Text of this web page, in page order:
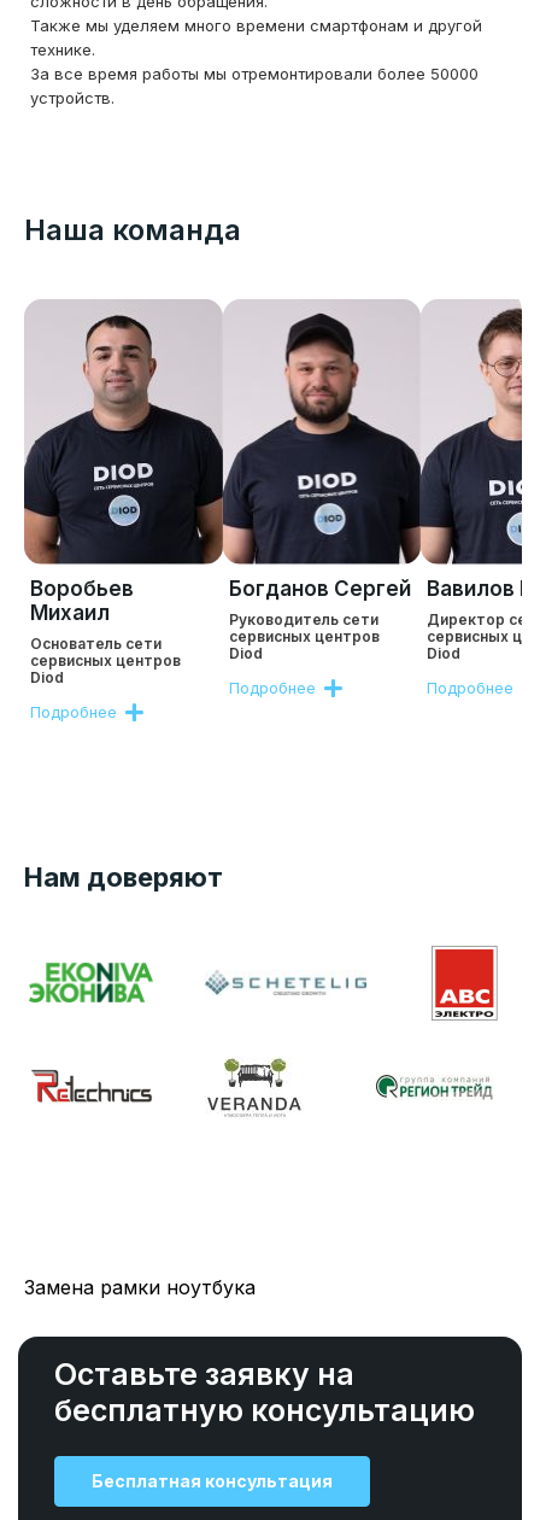
Также мы уделяем много времени смартфонам и другой
технике.
За все время работы мы отремонтировали более 50000
устройств.
Наша команда
Воробьев
Михаил
Основатель сети
сервисных центров
Diod
Подробнее
Богданов Сергей
Руководитель сети
сервисных центров
Diod
Подробнее
Вавилов
Директор
сервисных
Diod
Подробнее
Нам доверяют
Замена рамки ноутбука
Оставьте заявку на
бесплатную консультацию
Бесплатная консультация